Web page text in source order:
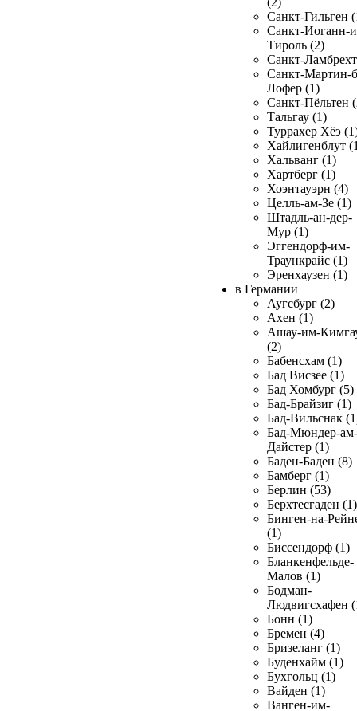
Санкт-Гильген
Санкт-Иоганн-
Тироль (2)
Санкт-
Санкт-Мартин-
Лофер (1)
Санкт-Пёльтен
Тальгау (1)
Туррахер Хёэ
Хайлигенблут
Хальванг (1)
Хартберг (1)
Хоэнтауэрн (4)
Целль-ам-Зе (1)
Штадль-ан-дер-
Мур (1)
Эггендорф-им-
Траункрайс (1)
Эренхаузен (1)
в Германии
Аугсбург (2)
Ахен (1)
Ашау-им-
(2)
Бабенсхам (1)
Бад Висзее (1)
Бад Хомбург (5)
Бад-Брайзиг (1)
Бад-Вильснак
Бад-Мюндер-ам-
Дайстер (1)
Баден-Баден (8)
Бамберг (1)
Берлин (53)
Берхтесгаден (1)
Бинген-на-
(1)
Биссендорф (1)
Бланкенфельде-
Малов (1)
Бодман-
Людвигсхафен
Бонн (1)
Бремен (4)
Бризеланг (1)
Буденхайм (1)
Бухгольц (1)
Вайден (1)
Ванген-им-